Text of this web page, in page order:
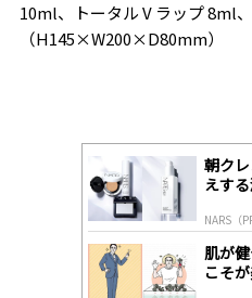
10ml、トータル V ラップ 8ml
（H145×W200×D80mm）
朝ク
えす
NARS（
肌が
こそ